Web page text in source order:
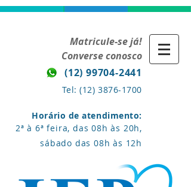
Matricule-se já!
Converse conosco
(12) 99704-2441
Tel:(12) 3876-1700
Horário de atendimento:
2ª à 6ª feira, das 08h às 20h,
sábado das 08h às 12h